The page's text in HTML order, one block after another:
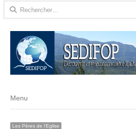
Rechercher :
Menu
Menu
Les Pères de l'Eglise